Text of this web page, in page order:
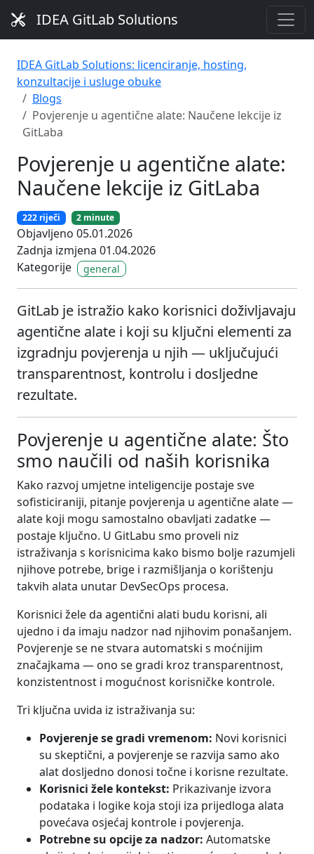
IDEA GitLab Solutions
IDEA GitLab Solutions: licenciranje, hosting,
konzultacije i usluge obuke
Blogs
Povjerenje u agentične alate: Naučene lekcije iz
GitLaba
Povjerenje u agentične alate:
Naučene lekcije iz GitLaba
222 riječi 2 minute
Objavljeno 05.01.2026
Zadnja izmjena 01.04.2026
Kategorije
general
GitLab je istražio kako korisnici doživljavaju
agentične alate i koji su ključni elementi za
izgradnju povjerenja u njih — uključujući
transparentnost, kontrolu i dosljedne
rezultate.
Povjerenje u agentične alate: Što
smo naučili od naših korisnika
Kako razvoj umjetne inteligencije postaje sve
sofisticiraniji, pitanje povjerenja u agentične alate —
alate koji mogu samostalno obavljati zadatke —
postaje ključno. U GitLabu smo proveli niz
istraživanja s korisnicima kako bismo bolje razumjeli
njihove potrebe, brige i razmišljanja o korištenju
takvih alata unutar DevSecOps procesa.
Korisnici žele da agentični alati budu korisni, ali
ujedno i da imaju nadzor nad njihovim ponašanjem.
Povjerenje se ne stvara automatski s moćnijim
značajkama — ono se gradi kroz transparentnost,
konzistentnost i mogućnost korisničke kontrole.
Tri ključna uvida iz istraživanja su:
Povjerenje se gradi vremenom: Novi korisnici
su skeptični, a povjerenje se razvija samo ako
alat dosljedno donosi točne i korisne rezultate.
Korisnici žele kontekst: Prikazivanje izvora
podataka i logike koja stoji iza prijedloga alata
povećava osjećaj kontrole i povjerenja.
Potrebne su opcije za nadzor: Automatske